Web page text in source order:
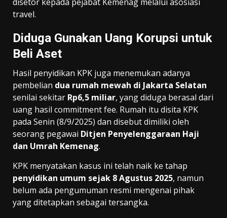
travel.
Diduga Gunakan Uang Korupsi untuk
Beli Aset
Hasil penyidikan KPK juga menemukan adanya
pembelian dua rumah mewah di Jakarta Selatan
senilai sekitar Rp6,5 miliar, yang diduga berasal dari
uang hasil commitment fee. Rumah itu disita KPK
pada Senin (8/9/2025) dan disebut dimiliki oleh
seorang pegawai Ditjen Penyelenggaraan Haji
dan Umrah Kemenag.
KPK menyatakan kasus ini telah naik ke tahap
penyidikan umum sejak 8 Agustus 2025, namun
belum ada pengumuman resmi mengenai pihak
yang ditetapkan sebagai tersangka.